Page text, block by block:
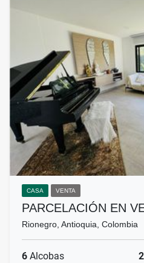
CASA VENTA
PARCELACIÓN EN
Rionegro, Antioquia, Colombia
6 Alcobas 2